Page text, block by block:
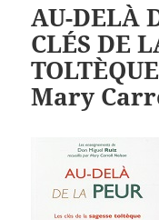
AU-DELÀ
CLÉS DE
Mary